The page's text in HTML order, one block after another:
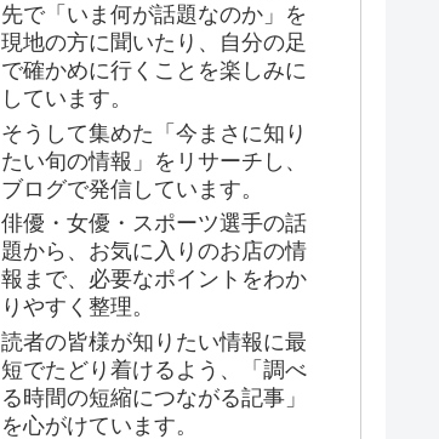
先で「いま何が話題なのか」を
現地の方に聞いたり、自分の足
で確かめに行くことを楽しみに
しています。
そうして集めた「今まさに知り
たい旬の情報」をリサーチし、
ブログで発信しています。
俳優・女優・スポーツ選手の話
題から、お気に入りのお店の情
報まで、必要なポイントをわか
りやすく整理。
読者の皆様が知りたい情報に最
短でたどり着けるよう、「調べ
る時間の短縮につながる記事」
を心がけています。